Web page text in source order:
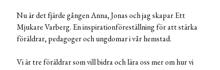
Nu är det fjärde gången Anna, Jonas och jag skapar Ett
Mjukare Varberg. En inspirationföreställning för att stärka
föräldrar, pedagoger och ungdomar i vår hemstad.
Vi är tre föräldrar som vill bidra och lära oss mer om hur vi